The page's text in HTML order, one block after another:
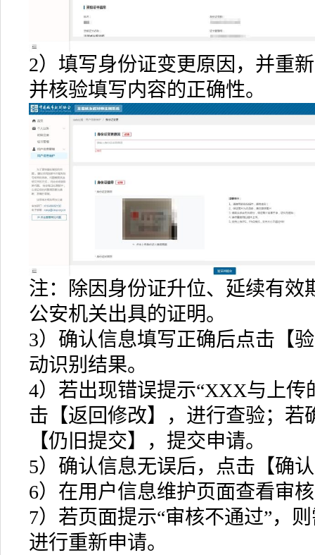
2）填写身份证变更原因，并重
并核验填写内容的正确性。
注：除因身份证升位、延续有效
公安机关出具的证明。
3）确认信息填写正确后点击【
动识别结果。
4）若出现错误提示“XXX与上
击【返回修改】，进行查验；若
【仍旧提交】，提交申请。
5）确认信息无误后，点击【确
6）在用户信息维护页面查看审
7）若页面提示“审核不通过”，
进行重新申请。